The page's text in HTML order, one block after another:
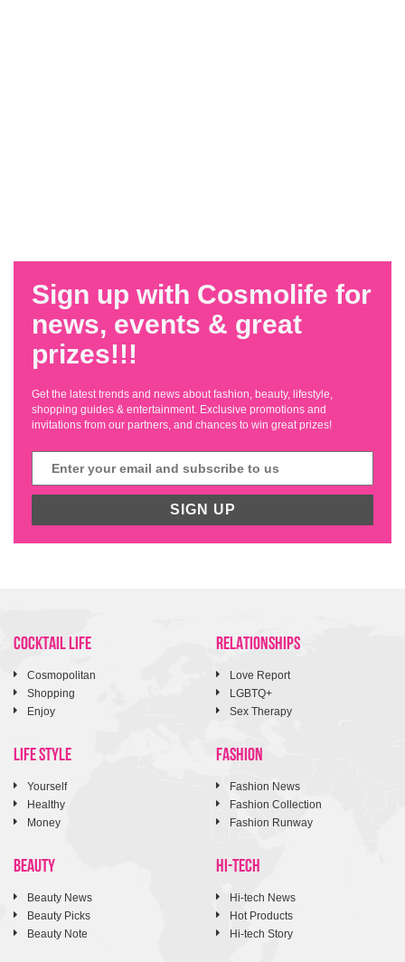
Sign up with Cosmolife for
news, events & great
prizes!!!
Get the latest trends and news about fashion, beauty, lifestyle,
shopping guides & entertainment. Exclusive promotions and
invitations from our partners, and chances to win great prizes!
SIGN UP
COCKTAIL LIFE
Cosmopolitan
Shopping
Enjoy
RELATIONSHIPS
Love Report
LGBTQ+
Sex Therapy
LIFE STYLE
Yourself
Healthy
Money
FASHION
Fashion News
Fashion Collection
Fashion Runway
BEAUTY
Beauty News
Beauty Picks
Beauty Note
HI-TECH
Hi-tech News
Hot Products
Hi-tech Story